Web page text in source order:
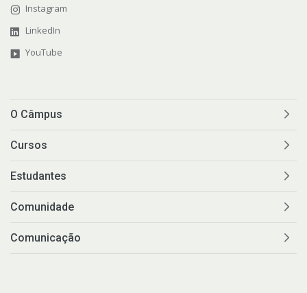
Instagram
LinkedIn
YouTube
O Câmpus
Cursos
Estudantes
Comunidade
Comunicação